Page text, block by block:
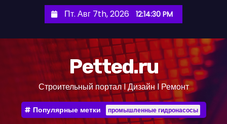
Пт. Авг 7th, 2026 12:14:31 PM
Petted.ru
Строительный портал l Дизайн l Ремонт
Популярные метки промышленные гидронасосы